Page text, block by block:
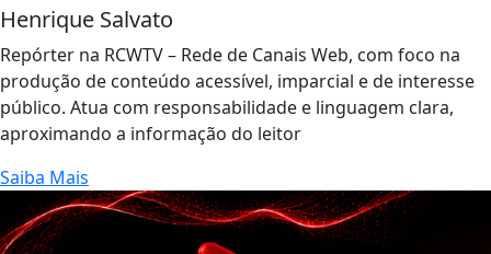
Henrique Salvato
Repórter na RCWTV – Rede de Canais Web, com foco na
produção de conteúdo acessível, imparcial e de interesse
público. Atua com responsabilidade e linguagem clara,
aproximando a informação do leitor
Saiba Mais